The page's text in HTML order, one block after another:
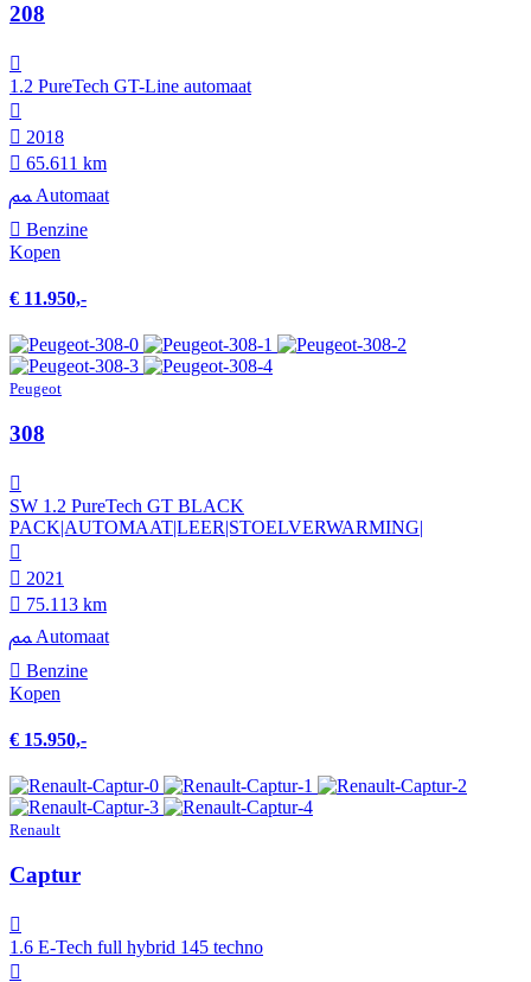
208
1.2 PureTech GT-Line automaat
2018
65.611 km
Automaat
Benzine
Kopen
€ 11.950,-
Peugeot
308
SW 1.2 PureTech GT BLACK
PACK|AUTOMAAT|LEER|STOELVERWARMING|
2021
75.113 km
Automaat
Benzine
Kopen
€ 15.950,-
Renault
Captur
1.6 E-Tech full hybrid 145 techno